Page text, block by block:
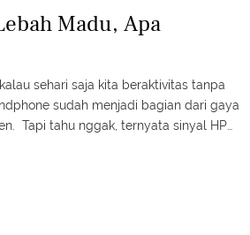
Madu, Apa
sehari saja kita beraktivitas tanpa
sudah menjadi bagian dari gaya
Tapi tahu nggak, ternyata sinyal HP